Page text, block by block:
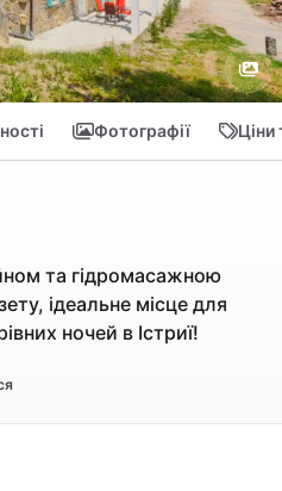
Фотографії Ціни
та гідромасажною
ідеальне місце для
ночей в Істриї!